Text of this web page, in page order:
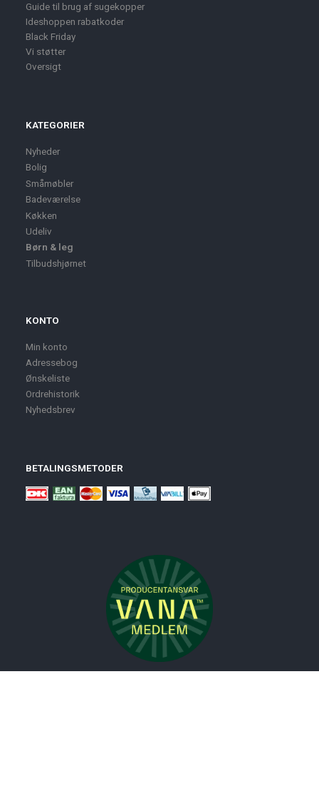
Guide til brug af sugekopper
Ideshoppen rabatkoder
Black Friday
Vi støtter
Oversigt
KATEGORIER
Nyheder
Bolig
Småmøbler
Badeværelse
Køkken
Udeliv
Børn & leg
Tilbudshjørnet
KONTO
Min konto
Adressebog
Ønskeliste
Ordrehistorik
Nyhedsbrev
BETALINGSMETODER